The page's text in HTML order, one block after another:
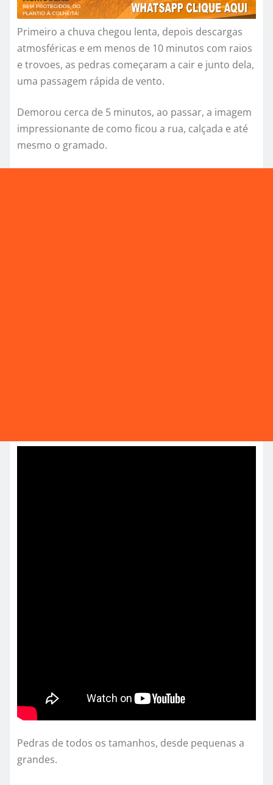
Primeiro a chuva chegou lenta, depois descargas
atmosféricas e em menos de 10 minutos com raios
e trovoes, as pedras começaram a cair e junto dela,
uma passagem rápida de vento.
Demorou cerca de 5 minutos, ao passar, a imagem
impressionante de como ficou a rua, calçada e até
mesmo o gramado.
Pedras de todos os tamanhos, desde pequenas a
grandes.